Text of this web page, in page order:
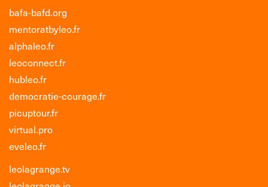
bafa-bafd.org
mentoratbyleo.fr
alphaleo.fr
leoconnect.fr
hubleo.fr
democratie-courage.fr
picuptour.fr
virtual.pro
eveleo.fr
leolagrange.tv